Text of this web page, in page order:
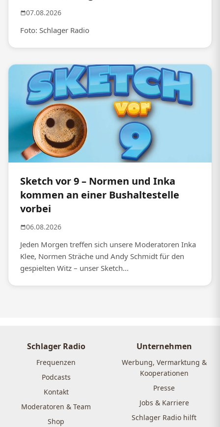
07.08.2026
Foto: Schlager Radio
Sketch vor 9 – Normen und Inka
kommen an einer Bushaltestelle
vorbei
06.08.2026
Jeden Morgen treffen sich unsere Moderatoren Inka
Klee, Normen Sträche und Andy Schmidt für den
gespielten Witz – unser Sketch...
Schlager Radio
Frequenzen
Podcasts
Kontakt
Moderatoren & Team
Shop
Unternehmen
Werbung, Vermarktung &
Kooperationen
Presse
Jobs & Karriere
Schlager Radio hilft